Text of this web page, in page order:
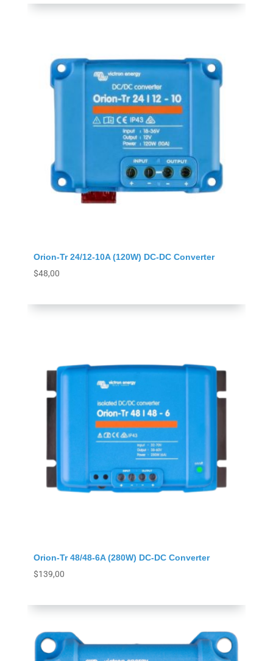
Orion-Tr 24/12-10A (120W) DC-DC Converter
$48,00
Orion-Tr 48/48-6A (280W) DC-DC Converter
$139,00